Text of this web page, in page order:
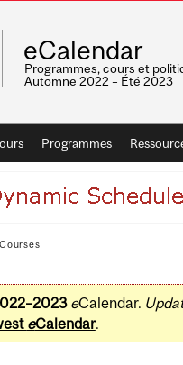
eCalendar
Programmes, cours et
Automne 2022 – Été 2023
Programmes
eCalendar.
eCalendar.